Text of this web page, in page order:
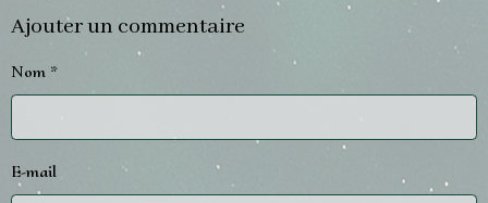
Ajouter un commentaire
Nom
E-mail